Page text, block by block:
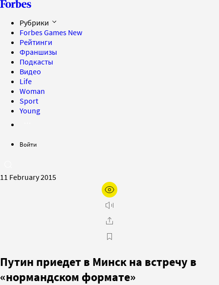
Рубрики
Forbes Games New
Рейтинги
Франшизы
Подкасты
Видео
Life
Woman
Sport
Young
Войти
11 February 2015
Путин приедет в Минск на встречу в
«нормандском формате»